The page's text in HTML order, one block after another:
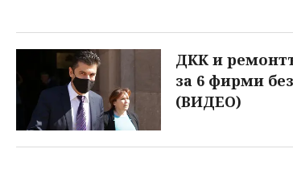
ДКК и
за 6 фирми
(ВИДЕО)